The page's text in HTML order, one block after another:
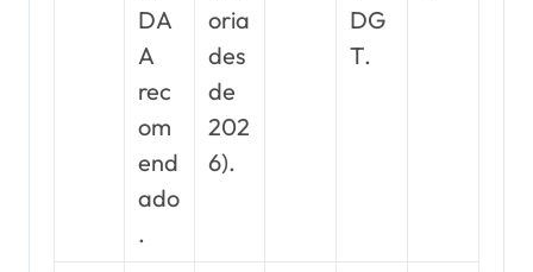
DA
A
rec
om
end
ado
.
oria
des
de
202
6).
DG
T.